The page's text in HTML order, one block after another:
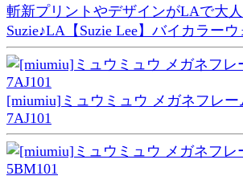
斬新プリントやデザインがLAで大
Suzie♪LA【Suzie Lee】バイカラーウ
[miumiu]ミュウミュウ メガネフレ
7AJ101